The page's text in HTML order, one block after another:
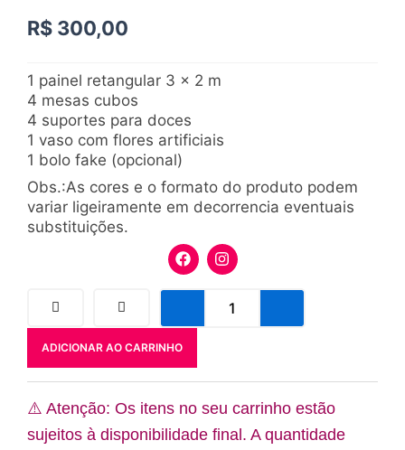
R$ 300,00
1 painel retangular 3 x 2 m
4 mesas cubos
4 suportes para doces
1 vaso com flores artificiais
1 bolo fake (opcional)
Obs.:As cores e o formato do produto podem
variar ligeiramente em decorrencia eventuais
substituições.
F
a
c
e
o
o
I
n
s
ADICIONAR AO CARRINHO
⚠️ Atenção: Os itens no seu carrinho estão
sujeitos à disponibilidade final. A quantidade